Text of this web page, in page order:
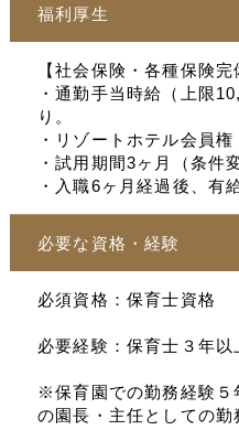
福利厚生
【社会保険・各種保険完
・通勤手当時給（上限
り。
・リゾートホテル会員権
・試用期間3ヶ月（条件
・入職6ヶ月経過後、有
必要な資格・経験
必須資格：保育士資格
必要経験：保育士３年以
※保育園での勤務経験５
の園長・主任としての勤